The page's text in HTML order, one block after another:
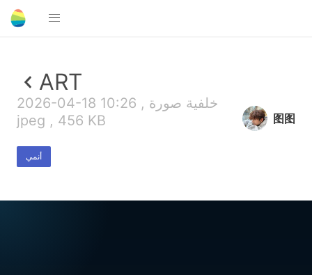
ART
2026-04-18 10:26 , خلفية صورة
jpeg , 456 KB
أنمي
图图